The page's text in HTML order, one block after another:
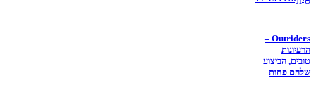
Outriders –
הרעיונות
טובים, הביצוע
שלהם פחות